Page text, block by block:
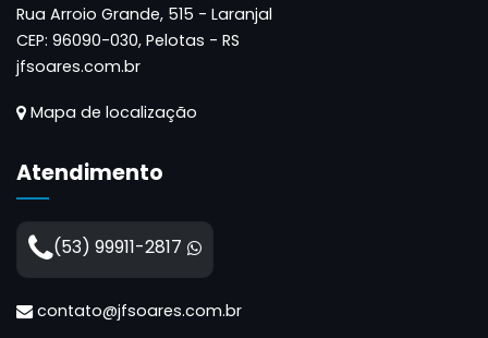
Rua Arroio Grande, 515 - Laranjal
CEP: 96090-030, Pelotas - RS
jfsoares.com.br
Mapa de localização
Atendimento
(53) 99911-2817
contato@jfsoares.com.br